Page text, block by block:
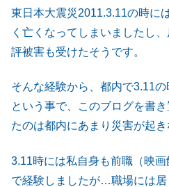
東日本大震災2011.3.11の時に
く亡くなってしまいましたし
評被害も受けたそうです。
そんな経験から、都内で3.11
という事で、このブログを書
たのは都内にあまり災害が起き
3.11時には私自身も前職（映画
で経験しましたが…職場には